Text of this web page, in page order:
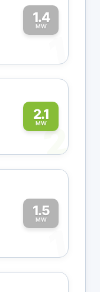
1.4
MW
1
2.1
MW2
1.5
MW
1